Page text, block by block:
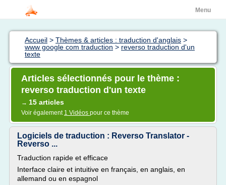
Menu
Accueil > Thèmes & articles : traduction d'anglais >
www google com traduction > reverso traduction d'un
texte
Articles sélectionnés pour le thème :
reverso traduction d'un texte
→ 15 articles
Voir également 1 Vidéos pour ce thème
Logiciels de traduction : Reverso Translator -
Reverso ...
Traduction rapide et efficace
Interface claire et intuitive en français, en anglais, en
allemand ou en espagnol